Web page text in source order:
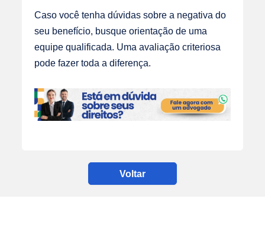
Caso você tenha dúvidas sobre a negativa do
seu benefício, busque orientação de uma
equipe qualificada. Uma avaliação criteriosa
pode fazer toda a diferença.
Voltar